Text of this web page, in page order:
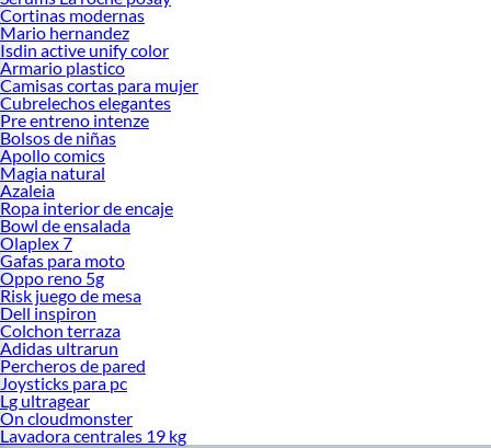
Cortinas modernas
Mario hernandez
Isdin active unify color
Armario plastico
Camisas cortas para mujer
Cubrelechos elegantes
Pre entreno intenze
Bolsos de niñas
Apollo comics
Magia natural
Azaleia
Ropa interior de encaje
Bowl de ensalada
Olaplex 7
Gafas para moto
Oppo reno 5g
Risk juego de mesa
Dell inspiron
Colchon terraza
Adidas ultrarun
Percheros de pared
Joysticks para pc
Lg ultragear
On cloudmonster
Lavadora centrales 19 kg